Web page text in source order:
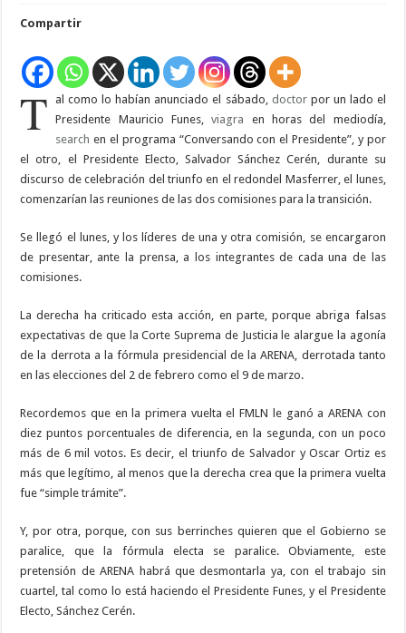
Electo
Sánchez
Cerén
inician
transición
Compartir
T al como lo habían anunciado el sábado, doctorpor un lado el
Presidente Mauricio Funes,viagra en horas del mediodía,
search en el programa “Conversando con el Presidente”, y por
el otro, el Presidente Electo, Salvador Sánchez Cerén, durante su
discurso de celebración del triunfo en el redondel Masferrer, el lunes,
comenzarían las reuniones de las dos comisiones para la transición.
Se llegó el lunes, y los líderes de una y otra comisión, se encargaron
de presentar, ante la prensa, a los integrantes de cada una de las
comisiones.
La derecha ha criticado esta acción, en parte, porque abriga falsas
expectativas de que la Corte Suprema de Justicia le alargue la agonía
de la derrota a la fórmula presidencial de la ARENA, derrotada tanto
en las elecciones del 2 de febrero como el 9 de marzo.
Recordemos que en la primera vuelta el FMLN le ganó a ARENA con
diez puntos porcentuales de diferencia, en la segunda, con un poco
más de 6 mil votos. Es decir, el triunfo de Salvador y Oscar Ortiz es
más que legítimo, al menos que la derecha crea que la primera vuelta
fue “simple trámite”.
Y, por otra, porque, con sus berrinches quieren que el Gobierno se
paralice, que la fórmula electa se paralice. Obviamente, este
pretensión de ARENA habrá que desmontarla ya, con el trabajo sin
cuartel, tal como lo está haciendo el Presidente Funes, y el Presidente
Electo, Sánchez Cerén.